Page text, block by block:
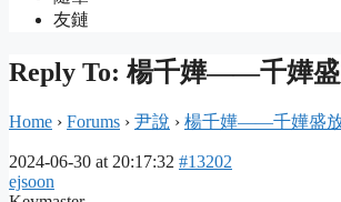
友鏈
Reply To: 楊千嬅——千嬅
Home › Forums › 尹說 › 楊千嬅——千嬅盛
2024-06-30 at 20:17:32 #13202
ejsoon